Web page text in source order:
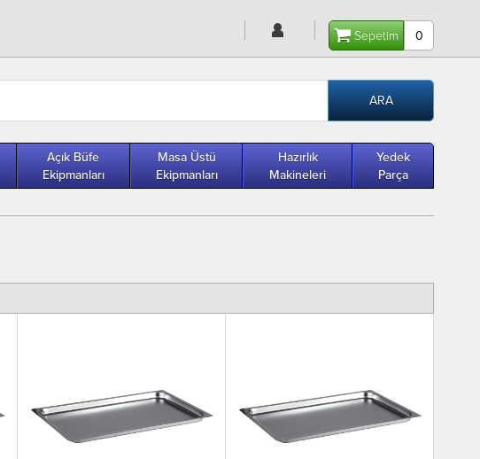
Sepetim 0
Açık Büfe
Ekipmanları
Masa Üstü
Ekipmanları
Hazırlık
Makineleri
Yedek
Parça